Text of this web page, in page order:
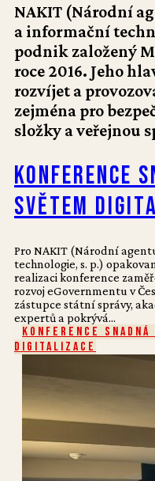
NAKIT (Národní
a informační
podnik založený
roce 2016. Jeho
rozvíjet a
zejména pro
složky a veřejnou
Konference
světem
Pro NAKIT (Národní
technologie, s. p.)
realizaci konference
rozvoj eGovernmentu v
zástupce státní správy,
expertů a pokrývá...
Konference Snadná
digitalizace